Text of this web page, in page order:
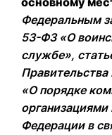
Федеральным
53-ФЗ «О
службе»,
«О порядке
Федерации в